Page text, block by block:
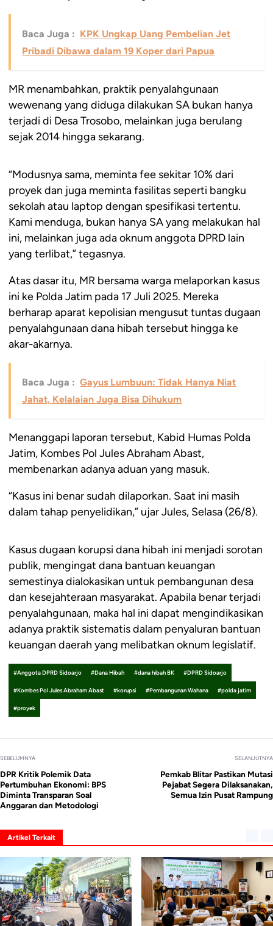
Baca Juga : KPK Ungkap Uang Pembelian Jet
Pribadi Dibawa dalam 19 Koper dari Papua
MR menambahkan, praktik penyalahgunaan
wewenang yang diduga dilakukan SA bukan hanya
terjadi di Desa Trosobo, melainkan juga berulang
sejak 2014 hingga sekarang.
“Modusnya sama, meminta fee sekitar 10% dari
proyek dan juga meminta fasilitas seperti bangku
sekolah atau laptop dengan spesifikasi tertentu.
Kami menduga, bukan hanya SA yang melakukan hal
ini, melainkan juga ada oknum anggota DPRD lain
yang terlibat,” tegasnya.
Atas dasar itu, MR bersama warga melaporkan kasus
ini ke Polda Jatim pada 17 Juli 2025. Mereka
berharap aparat kepolisian mengusut tuntas dugaan
penyalahgunaan dana hibah tersebut hingga ke
akar-akarnya.
Baca Juga : Gayus Lumbuun: Tidak Hanya Niat
Jahat, Kelalaian Juga Bisa Dihukum
Menanggapi laporan tersebut, Kabid Humas Polda
Jatim, Kombes Pol Jules Abraham Abast,
membenarkan adanya aduan yang masuk.
“Kasus ini benar sudah dilaporkan. Saat ini masih
dalam tahap penyelidikan,” ujar Jules, Selasa (26/8).
Kasus dugaan korupsi dana hibah ini menjadi sorotan
publik, mengingat dana bantuan keuangan
semestinya dialokasikan untuk pembangunan desa
dan kesejahteraan masyarakat. Apabila benar terjadi
penyalahgunaan, maka hal ini dapat mengindikasikan
adanya praktik sistematis dalam penyaluran bantuan
keuangan daerah yang melibatkan oknum legislatif.
#Anggota DPRD Sidoarjo #Dana Hibah #dana hibah BK #DPRD Sidoarjo
#Kombes Pol Jules Abraham Abast #korupsi #Pembangunan Wahana #polda jatim
#proyek
SEBELUMNYA
DPR Kritik Polemik Data
Pertumbuhan Ekonomi: BPS
Diminta Transparan Soal
Anggaran dan Metodologi
SELANJUTNYA
Pemkab Blitar Pastikan Mutasi
Pejabat Segera Dilaksanakan,
Semua Izin Pusat Rampung
Artikel Terkait